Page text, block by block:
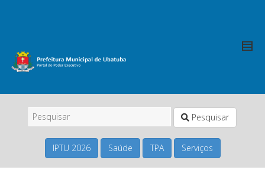
Pesquisar
IPTU 2026 Saúde TPA Serviços